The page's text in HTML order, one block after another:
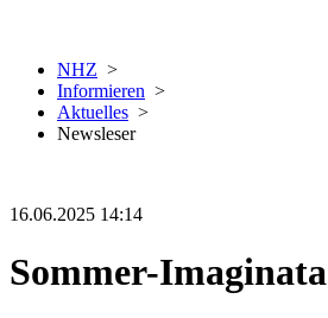
NHZ >
Informieren >
Aktuelles >
Newsleser
16.06.2025 14:14
Sommer-Imaginata